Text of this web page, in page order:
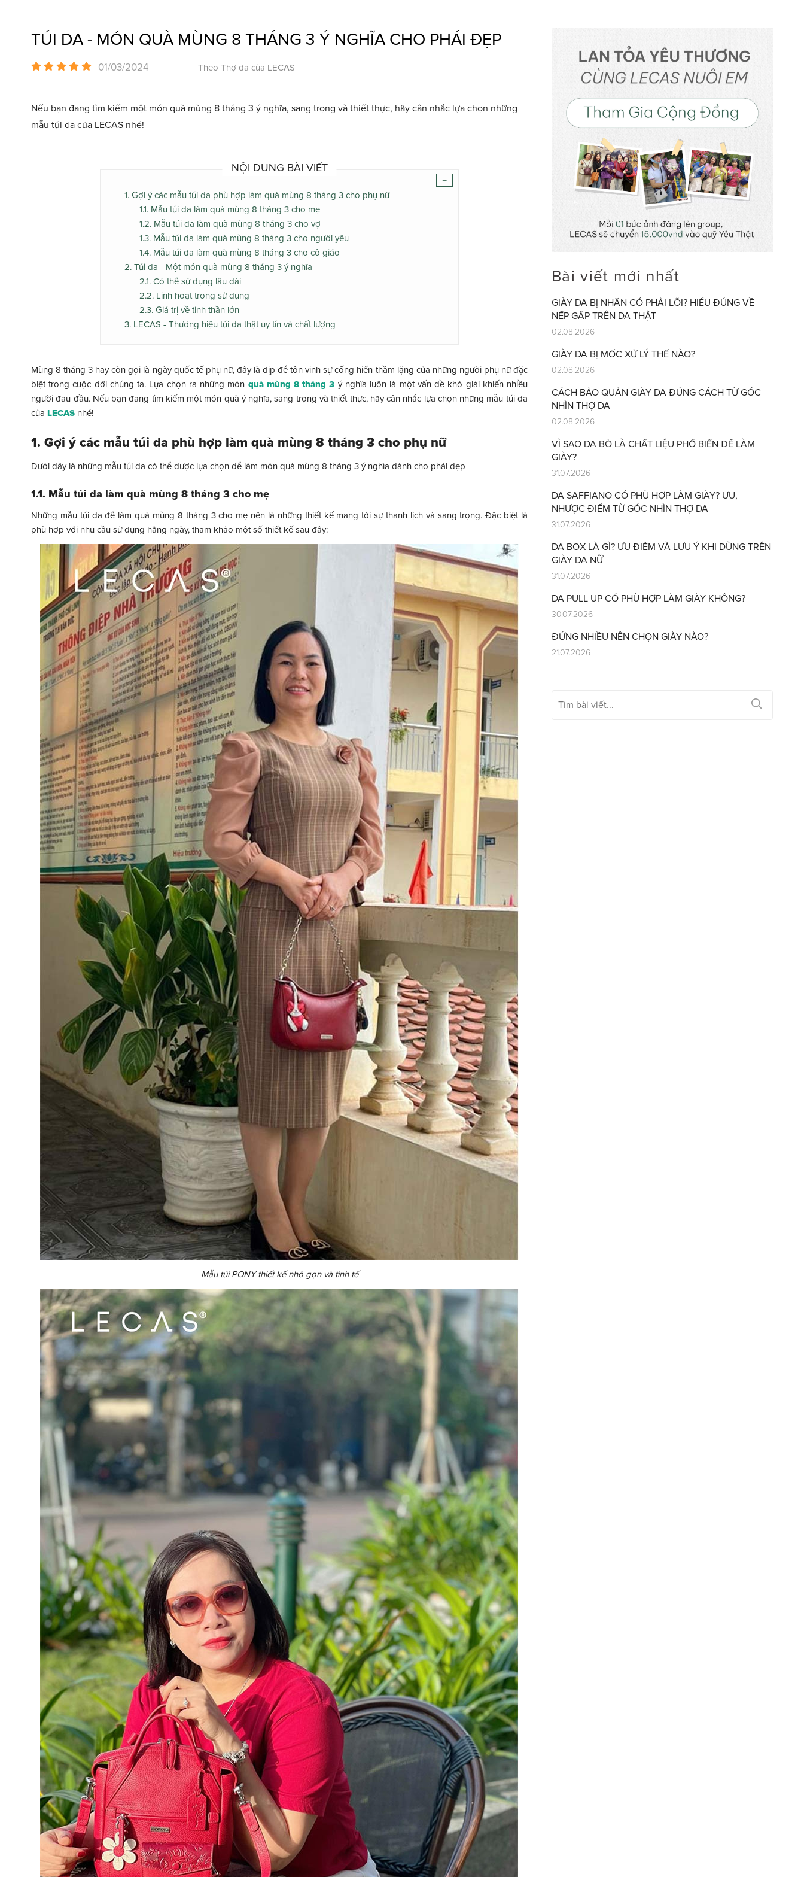
TÚI DA - MÓN QUÀ MÙNG 8 THÁNG 3 Ý NGHĨA CHO PHÁI ĐẸP
01/03/2024 Theo Thợ da của LECAS
Nếu bạn đang tìm kiếm một món quà mùng 8 tháng 3 ý nghĩa, sang trọng và thiết thực, hãy cân nhắc lựa chọn những
mẫu túi da của LECAS nhé!
-
NỘI DUNG BÀI VIẾT
1. Gợi ý các mẫu túi da phù hợp làm quà mùng 8 tháng 3 cho phụ nữ
1.1. Mẫu túi da làm quà mùng 8 tháng 3 cho mẹ
1.2. Mẫu túi da làm quà mùng 8 tháng 3 cho vợ
1.3. Mẫu túi da làm quà mùng 8 tháng 3 cho người yêu
1.4. Mẫu túi da làm quà mùng 8 tháng 3 cho cô giáo
2. Túi da - Một món quà mùng 8 tháng 3 ý nghĩa
2.1. Có thể sử dụng lâu dài
2.2. Linh hoạt trong sử dụng
2.3. Giá trị về tinh thần lớn
3. LECAS - Thương hiệu túi da thật uy tín và chất lượng
Mùng 8 tháng 3 hay còn gọi là ngày quốc tế phụ nữ, đây là dịp để tôn vinh sự cống hiến thầm lặng của những người phụ nữ đặc
biệt trong cuộc đời chúng ta. Lựa chọn ra những món quà mùng 8 tháng 3 ý nghĩa luôn là một vấn đề khó giải khiến nhiều
người đau đầu. Nếu bạn đang tìm kiếm một món quà ý nghĩa, sang trọng và thiết thực, hãy cân nhắc lựa chọn những mẫu túi da
của LECAS nhé!
1. Gợi ý các mẫu túi da phù hợp làm quà mùng 8 tháng 3 cho phụ nữ
Dưới đây là những mẫu túi da có thể được lựa chọn để làm món quà mùng 8 tháng 3 ý nghĩa dành cho phái đẹp
1.1. Mẫu túi da làm quà mùng 8 tháng 3 cho mẹ
Những mẫu túi da để làm quà mùng 8 tháng 3 cho mẹ nên là những thiết kế mang tới sự thanh lịch và sang trọng. Đặc biệt là
phù hợp với nhu cầu sử dụng hằng ngày, tham khảo một số thiết kế sau đây:
Mẫu túi PONY thiết kế nhỏ gọn và tinh tế
Bài viết mới nhất
GIÀY DA BỊ NHĂN CÓ PHẢI LỖI? HIỂU ĐÚNG VỀ
NẾP GẤP TRÊN DA THẬT
02.08.2026
GIÀY DA BỊ MỐC XỬ LÝ THẾ NÀO?
02.08.2026
CÁCH BẢO QUẢN GIÀY DA ĐÚNG CÁCH TỪ GÓC
NHÌN THỢ DA
02.08.2026
VÌ SAO DA BÒ LÀ CHẤT LIỆU PHỔ BIẾN ĐỂ LÀM
GIÀY?
31.07.2026
DA SAFFIANO CÓ PHÙ HỢP LÀM GIÀY? ƯU,
NHƯỢC ĐIỂM TỪ GÓC NHÌN THỢ DA
31.07.2026
DA BOX LÀ GÌ? ƯU ĐIỂM VÀ LƯU Ý KHI DÙNG TRÊN
GIÀY DA NỮ
31.07.2026
DA PULL UP CÓ PHÙ HỢP LÀM GIÀY KHÔNG?
30.07.2026
ĐỨNG NHIỀU NÊN CHỌN GIÀY NÀO?
21.07.2026